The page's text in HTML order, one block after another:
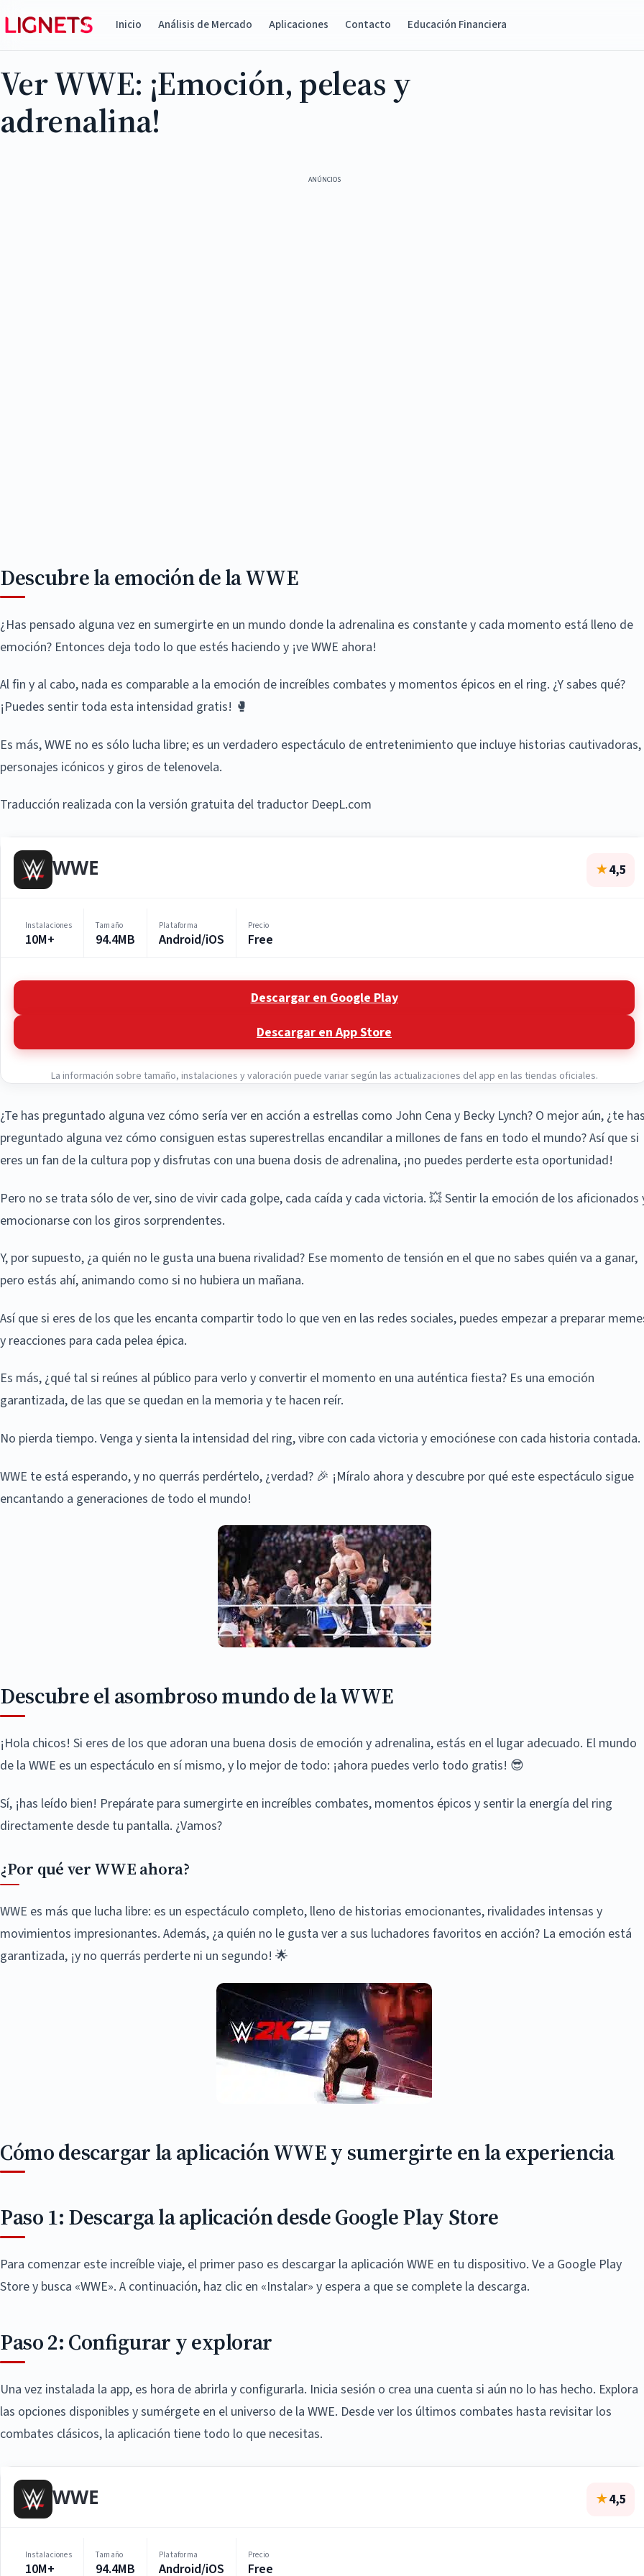
Inicio Análisis de Mercado Aplicaciones Contacto Educación Financiera
Ver WWE: ¡Emoción, peleas y
adrenalina!
ANÚNCIOS
Descubre la emoción de la WWE
¿Has pensado alguna vez en sumergirte en un mundo donde la adrenalina es constante y cada momento está lleno de
emoción? Entonces deja todo lo que estés haciendo y ¡ve WWE ahora!
Al fin y al cabo, nada es comparable a la emoción de increíbles combates y momentos épicos en el ring. ¿Y sabes qué?
¡Puedes sentir toda esta intensidad gratis! 🥊
Es más, WWE no es sólo lucha libre; es un verdadero espectáculo de entretenimiento que incluye historias cautivadoras,
personajes icónicos y giros de telenovela.
Traducción realizada con la versión gratuita del traductor DeepL.com
WWE ★4,5
Instalaciones
10M+
Tamaño
94.4MB
Plataforma
Android/iOS
Precio
Free
Descargar en Google Play
Descargar en App Store
La información sobre tamaño, instalaciones y valoración puede variar según las actualizaciones del app en las tiendas oficiales.
¿Te has preguntado alguna vez cómo sería ver en acción a estrellas como John Cena y Becky Lynch? O mejor aún, ¿te
preguntado alguna vez cómo consiguen estas superestrellas encandilar a millones de fans en todo el mundo? Así que si
eres un fan de la cultura pop y disfrutas con una buena dosis de adrenalina, ¡no puedes perderte esta oportunidad!
Pero no se trata sólo de ver, sino de vivir cada golpe, cada caída y cada victoria. 💥 Sentir la emoción de los aficionados
emocionarse con los giros sorprendentes.
Y, por supuesto, ¿a quién no le gusta una buena rivalidad? Ese momento de tensión en el que no sabes quién va a ganar,
pero estás ahí, animando como si no hubiera un mañana.
Así que si eres de los que les encanta compartir todo lo que ven en las redes sociales, puedes empezar a preparar
y reacciones para cada pelea épica.
Es más, ¿qué tal si reúnes al público para verlo y convertir el momento en una auténtica fiesta? Es una emoción
garantizada, de las que se quedan en la memoria y te hacen reír.
No pierda tiempo. Venga y sienta la intensidad del ring, vibre con cada victoria y emociónese con cada historia contada.
WWE te está esperando, y no querrás perdértelo, ¿verdad? 🎉 ¡Míralo ahora y descubre por qué este espectáculo sigue
encantando a generaciones de todo el mundo!
Descubre el asombroso mundo de la WWE
¡Hola chicos! Si eres de los que adoran una buena dosis de emoción y adrenalina, estás en el lugar adecuado. El mundo
de la WWE es un espectáculo en sí mismo, y lo mejor de todo: ¡ahora puedes verlo todo gratis! 😎
Sí, ¡has leído bien! Prepárate para sumergirte en increíbles combates, momentos épicos y sentir la energía del ring
directamente desde tu pantalla. ¿Vamos?
¿Por qué ver WWE ahora?
WWE es más que lucha libre: es un espectáculo completo, lleno de historias emocionantes, rivalidades intensas y
movimientos impresionantes. Además, ¿a quién no le gusta ver a sus luchadores favoritos en acción? La emoción está
garantizada, ¡y no querrás perderte ni un segundo! 🌟
Cómo descargar la aplicación WWE y sumergirte en la experiencia
Paso 1: Descarga la aplicación desde Google Play Store
Para comenzar este increíble viaje, el primer paso es descargar la aplicación WWE en tu dispositivo. Ve a Google Play
Store y busca «WWE». A continuación, haz clic en «Instalar» y espera a que se complete la descarga.
Paso 2: Configurar y explorar
Una vez instalada la app, es hora de abrirla y configurarla. Inicia sesión o crea una cuenta si aún no lo has hecho. Explora
las opciones disponibles y sumérgete en el universo de la WWE. Desde ver los últimos combates hasta revisitar los
combates clásicos, la aplicación tiene todo lo que necesitas.
WWE ★4,5
Instalaciones
10M+
Tamaño
94.4MB
Plataforma
Android/iOS
Precio
Free